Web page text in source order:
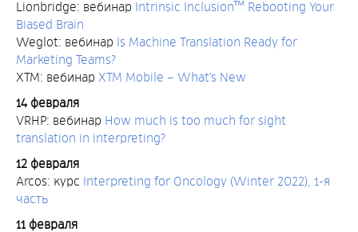
Lionbridge: вебинар
Intrinsic Inclusion™ Rebooting Your
Biased Brain
Weglot: вебинар
Is Machine Translation Ready for
Marketing Teams?
XTM: вебинар XTM Mobile – What’s New
14 февраля
VRHP: вебинар How much is too much for sight
translation in interpreting?
12 февраля
Arcos: курс
Interpreting for Oncology (Winter 2022), 1-я
часть
11 февраля